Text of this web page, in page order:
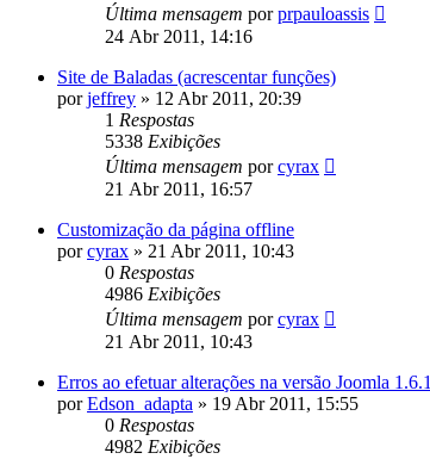
Última mensagem porprpauloassis
24 Abr 2011, 14:16
Site de Baladas (acrescentar funções)
porjeffrey » 12 Abr 2011, 20:39
1 Respostas
5338 Exibições
Última mensagem porcyrax
21 Abr 2011, 16:57
Customização da página offline
porcyrax » 21 Abr 2011, 10:43
0 Respostas
4986 Exibições
Última mensagem porcyrax
21 Abr 2011, 10:43
Erros ao efetuar alterações na versão Joomla 1.6.1
porEdson_adapta » 19 Abr 2011, 15:55
0 Respostas
4982 Exibições